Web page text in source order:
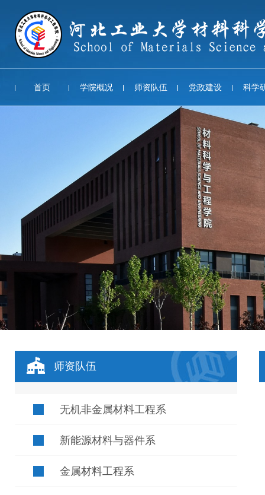
首页 学院概况 师资队伍 党政建设 科学
师资队伍
无机非金属材料工程系
新能源材料与器件系
金属材料工程系